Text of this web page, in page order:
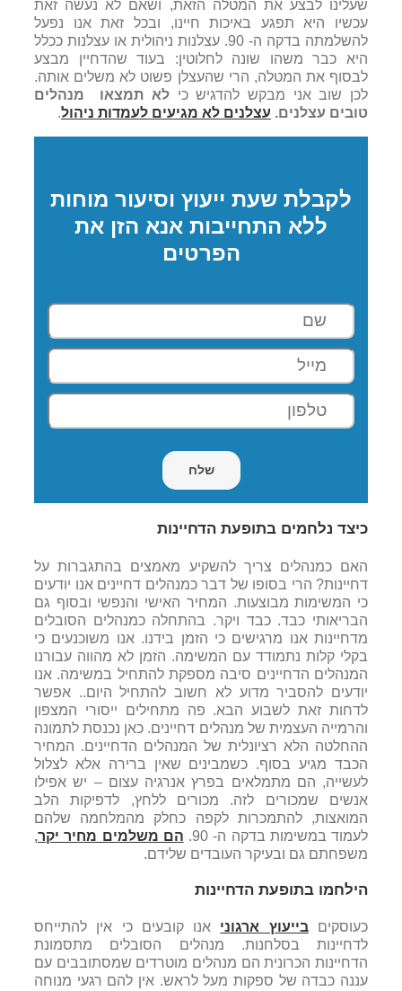
שעלינו לבצע את המטלה הזאת, ושאם לא נעשה זאת
עכשיו היא תפגע באיכות חיינו, ובכל זאת אנו נפעל
להשלמתה בדקה ה- 90. עצלנות ניהולית או עצלנות ככלל
היא כבר משהו שונה לחלוטין: בעוד שהדחיין מבצע
לבסוף את המטלה, הרי שהעצלן פשוט לא משלים אותה.
לכן שוב אני מבקש להדגיש כי לא תמצאו מנהלים
טובים עצלנים. עצלנים לא מגיעים לעמדות ניהול.
לקבלת שעת ייעוץ וסיעור מוחות
ללא התחייבות אנא הזן את
הפרטים
כיצד נלחמים בתופעת הדחיינות
האם כמנהלים צריך להשקיע מאמצים בהתגברות על
דחיינות? הרי בסופו של דבר כמנהלים דחיינים אנו יודעים
כי המשימות מבוצעות. המחיר האישי והנפשי ובסוף גם
הבריאותי כבד. כבד ויקר. בהתחלה כמנהלים הסובלים
מדחיינות אנו מרגישים כי הזמן בידנו. אנו משוכנעים כי
בקלי קלות נתמודד עם המשימה. הזמן לא מהווה עבורנו
המנהלים הדחיינים סיבה מספקת להתחיל במשימה. אנו
יודעים להסביר מדוע לא חשוב להתחיל היום.. אפשר
לדחות זאת לשבוע הבא. פה מתחילים ייסורי המצפון
והרמייה העצמית של מנהלים דחיינים. כאן נכנסת לתמונה
ההחלטה הלא רציונלית של המנהלים הדחיינים. המחיר
הכבד מגיע בסוף. כשמבינים שאין ברירה אלא לצלול
לעשייה, הם מתמלאים בפרץ אנרגיה עצום – יש אפילו
אנשים שמכורים לזה. מכורים ללחץ, לדפיקות הלב
המואצות, להתמכרות לקפה כחלק מהמלחמה שלהם
לעמוד במשימות בדקה ה- 90.
הם משלמים מחיר יקר,
משפחתם גם ובעיקר העובדים שלידם.
הילחמו בתופעת הדחיינות
כעוסקיםבייעוץ ארגוני אנו קובעים כי אין להתייחס
לדחיינות בסלחנות. מנהלים הסובלים מתסמונת
הדחיינות הכרונית הם מנהלים מוטרדים שמסתובבים עם
עננה כבדה של ספקות מעל לראש. אין להם רגעי מנוחה